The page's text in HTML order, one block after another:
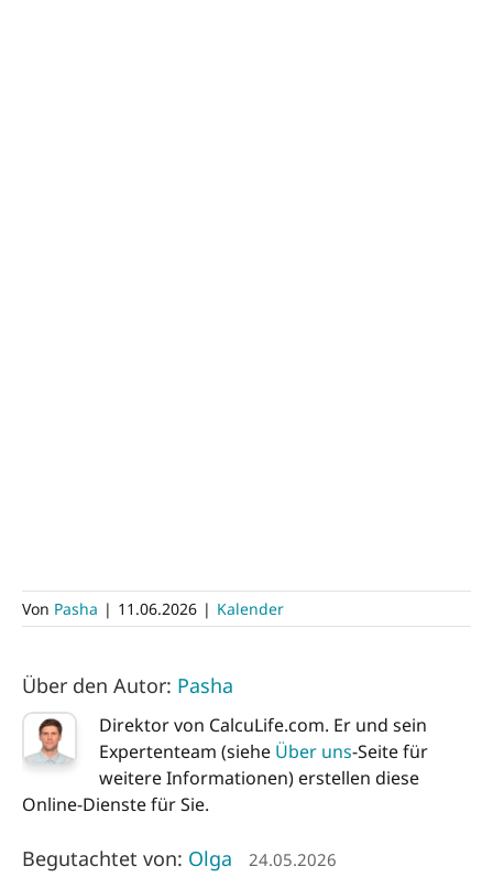
Von Pasha | 11.06.2026 | Kalender
Über den Autor: Pasha
Direktor von CalcuLife.com. Er und sein
Expertenteam (siehe Über uns-Seite für
weitere Informationen) erstellen diese
Online-Dienste für Sie.
Begutachtet von: Olga 24.05.2026